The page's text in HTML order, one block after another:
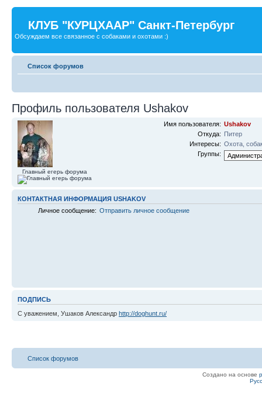
КЛУБ "КУРЦХААР" Санкт-Петербург
Обсуждаем все связанное с собаками и охотами :)
Список форумов
Профиль пользователя Ushakov
Главный егерь форума
Имя пользователя: Ushakov
Откуда: Питер
Интересы: Охота,
Группы:
КОНТАКТНАЯ ИНФОРМАЦИЯ USHAKOV
Личное сообщение: Отправить личное сообщение
ПОДПИСЬ
С уважением, Ушаков Александр http://doghunt.ru/
Список форумов
Создано на основе